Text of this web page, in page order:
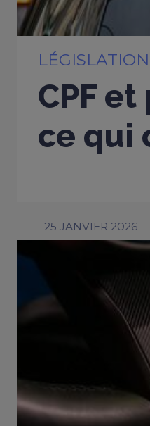
LÉGISLATION
CPF
ce qui
25 JANVIER 2026